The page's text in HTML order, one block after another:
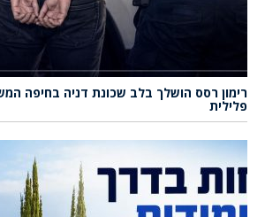
רימון רסס הושלך בלב שכונת דניה בחיפה
פלילית